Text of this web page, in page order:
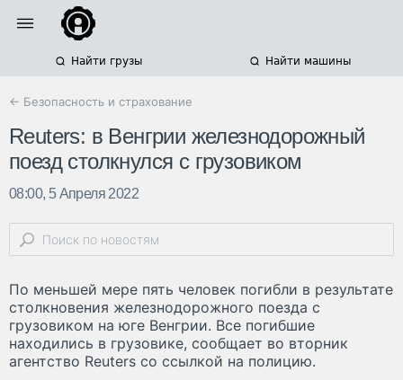
Найти грузы Найти машины
← Безопасность и страхование
Reuters: в Венгрии железнодорожный
поезд столкнулся с грузовиком
08:00, 5 Апреля 2022
По меньшей мере пять человек погибли в результате
столкновения железнодорожного поезда с
грузовиком на юге Венгрии. Все погибшие
находились в грузовике, сообщает во вторник
агентство Reuters со ссылкой на полицию.